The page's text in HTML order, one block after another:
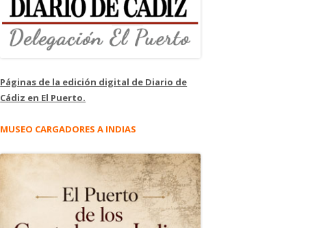
Páginas de la edición digital de Diario de
Cádiz en El Puerto.
MUSEO CARGADORES A INDIAS